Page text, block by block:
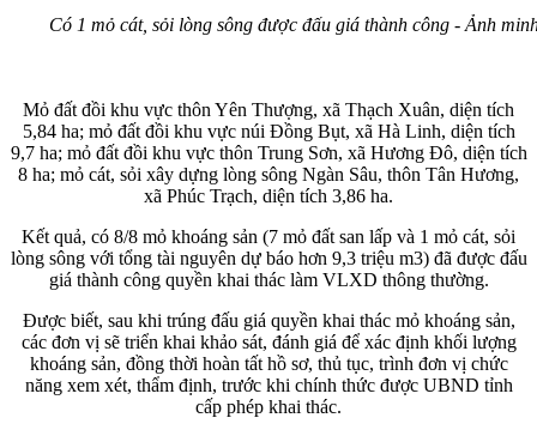
Có 1 mỏ cát, sỏi lòng sông được đấu giá thành công - Ảnh
Mỏ đất đồi khu vực thôn Yên Thượng, xã Thạch Xuân, diện tích
5,84 ha; mỏ đất đồi khu vực núi Đồng Bụt, xã Hà Linh, diện tích
9,7 ha; mỏ đất đồi khu vực thôn Trung Sơn, xã Hương Đô, diện tích
8 ha; mỏ cát, sỏi xây dựng lòng sông Ngàn Sâu, thôn Tân Hương,
xã Phúc Trạch, diện tích 3,86 ha.
Kết quả, có 8/8 mỏ khoáng sản (7 mỏ đất san lấp và 1 mỏ cát, sỏi
lòng sông với tổng tài nguyên dự báo hơn 9,3 triệu m3) đã được đấu
giá thành công quyền khai thác làm VLXD thông thường.
Được biết, sau khi trúng đấu giá quyền khai thác mỏ khoáng sản,
các đơn vị sẽ triển khai khảo sát, đánh giá để xác định khối lượng
khoáng sản, đồng thời hoàn tất hồ sơ, thủ tục, trình đơn vị chức
năng xem xét, thẩm định, trước khi chính thức được UBND tỉnh
cấp phép khai thác.